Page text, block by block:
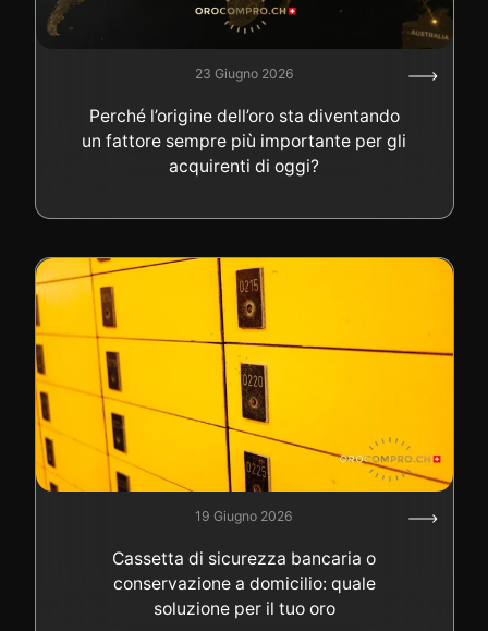
23 Giugno 2026
Perché l’origine dell’oro sta diventando
un fattore sempre più importante per gli
acquirenti di oggi?
19 Giugno 2026
Cassetta di sicurezza bancaria o
conservazione a domicilio: quale
soluzione per il tuo oro